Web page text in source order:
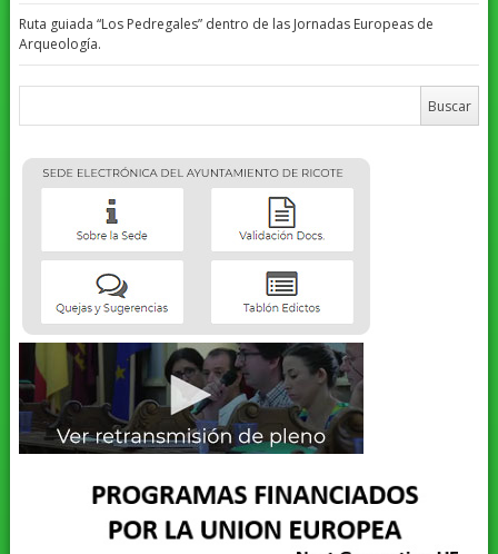
Ruta guiada “Los Pedregales” dentro de las Jornadas Europeas de
Arqueología.